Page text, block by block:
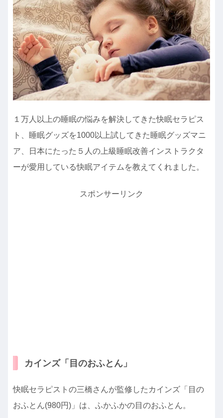
１万人以上の睡眠の悩みを解決してきた快眠セラピス
ト、睡眠グッズを1000以上試してきた睡眠グッズマニ
ア、日本にたった５人の上級睡眠改善インストラクタ
ーが愛用している快眠アイテムを教えてくれました。
スポンサーリンク
カインズ「目のおふとん」
快眠セラピストの三橋さんが監修したカインズ「目の
おふとん(980円)」は、ふかふかの目のおふとん。